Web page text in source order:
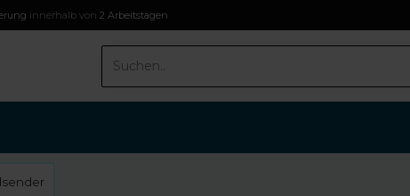
innerhalb von 2 Arbeitstagen